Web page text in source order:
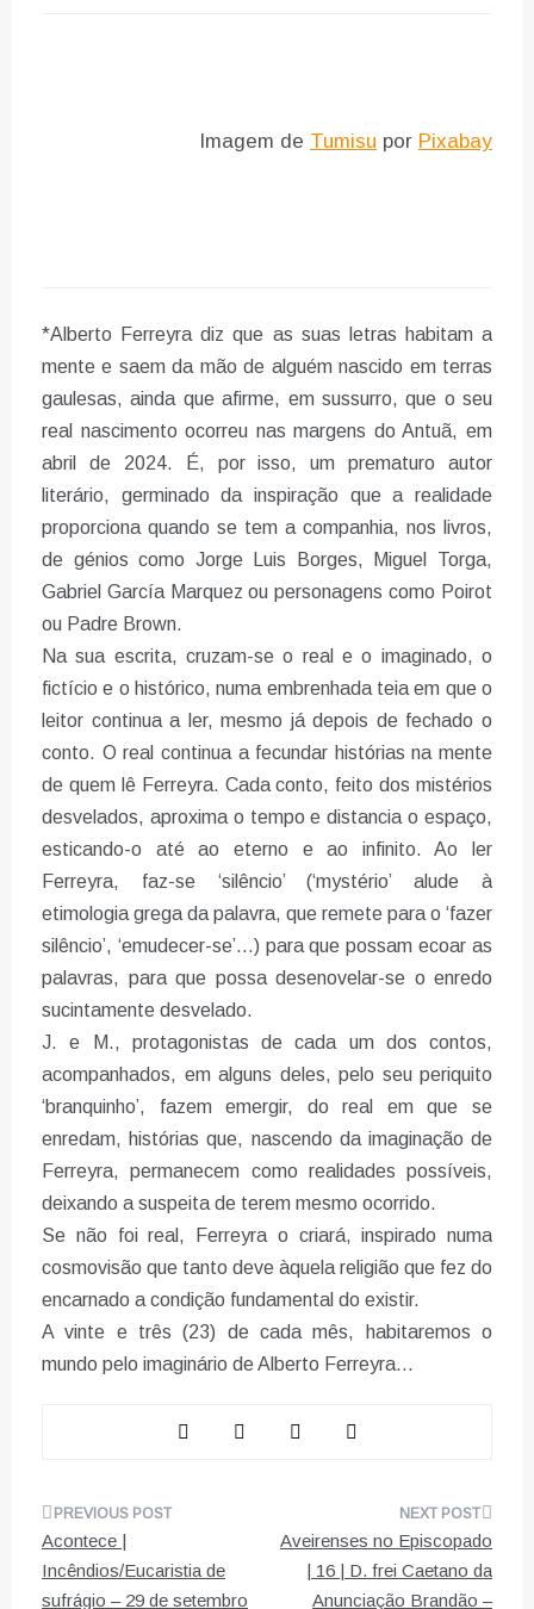
Imagem de Tumisu por Pixabay
*Alberto Ferreyra diz que as suas letras habitam a
mente e saem da mão de alguém nascido em terras
gaulesas, ainda que afirme, em sussurro, que o seu
real nascimento ocorreu nas margens do Antuã, em
abril de 2024. É, por isso, um prematuro autor
literário, germinado da inspiração que a realidade
proporciona quando se tem a companhia, nos livros,
de génios como Jorge Luis Borges, Miguel Torga,
Gabriel García Marquez ou personagens como Poirot
ou Padre Brown.
Na sua escrita, cruzam-se o real e o imaginado, o
fictício e o histórico, numa embrenhada teia em que o
leitor continua a ler, mesmo já depois de fechado o
conto. O real continua a fecundar histórias na mente
de quem lê Ferreyra. Cada conto, feito dos mistérios
desvelados, aproxima o tempo e distancia o espaço,
esticando-o até ao eterno e ao infinito. Ao ler
Ferreyra, faz-se ‘silêncio’ (‘mystério’ alude à
etimologia grega da palavra, que remete para o ‘fazer
silêncio’, ‘emudecer-se’…) para que possam ecoar as
palavras, para que possa desenovelar-se o enredo
sucintamente desvelado.
J. e M., protagonistas de cada um dos contos,
acompanhados, em alguns deles, pelo seu periquito
‘branquinho’, fazem emergir, do real em que se
enredam, histórias que, nascendo da imaginação de
Ferreyra, permanecem como realidades possíveis,
deixando a suspeita de terem mesmo ocorrido.
Se não foi real, Ferreyra o criará, inspirado numa
cosmovisão que tanto deve àquela religião que fez do
encarnado a condição fundamental do existir.
A vinte e três (23) de cada mês, habitaremos o
mundo pelo imaginário de Alberto Ferreyra…
Navegação
de
Acontece |
Incêndios/Eucaristia de
sufrágio – 29 de setembro
Aveirenses no Episcopado
| 16 | D. frei Caetano da
Anunciação Brandão –